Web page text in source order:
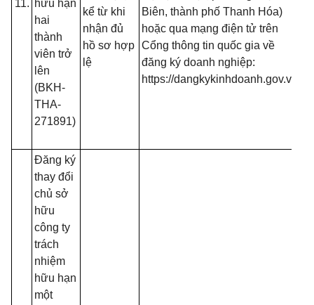
11. hữu hạn
hai
thành
viên trở
lên
(BKH-
THA-
271891)
kể từ khi
nhận đủ
hồ sơ hợp
lệ
Biên, thành phố Thanh Hóa)
hoặc qua mạng điện tử trên
Cổng thông tin quốc gia về
đăng ký doanh nghiệp:
https://dangkykinhdoanh.gov.vn
Đăng ký
thay đổi
chủ sở
hữu
công ty
trách
nhiệm
hữu hạn
một